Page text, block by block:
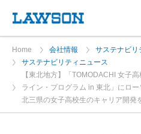
Home 会社情報
サステナビリ
サステナビリティニュース
【東北地方】「TOMODACHI 女子
ライン・プログラム in 東北」にロ
北三県の女子高校生のキャリア開発